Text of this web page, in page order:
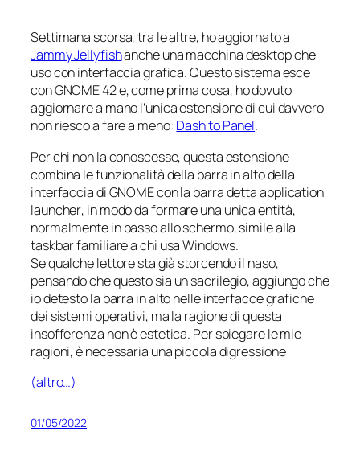
Settimana scorsa, tra le altre, ho aggiornato a
Jammy Jellyfishanche una macchina desktop che
uso con interfaccia grafica. Questo sistema esce
con GNOME 42 e, come prima cosa, ho dovuto
aggiornare a mano l’unica estensione di cui davvero
non riesco a fare a meno: Dash to Panel.
Per chi non la conoscesse, questa estensione
combina le funzionalità della barra in alto della
interfaccia di GNOME con la barra dettaapplication
launcher, in modo da formare una unica entità,
normalmente in basso allo schermo, simile alla
taskbarfamiliare a chi usa Windows.
Se qualche lettore sta già storcendo il naso,
pensando che questo sia un sacrilegio, aggiungo che
iodetestola barra in alto nelle interfacce grafiche
dei sistemi operativi, ma la ragione di questa
insofferenza non è estetica. Per spiegare le mie
ragioni, è necessaria una piccola digressione
(altro…)
01/05/2022